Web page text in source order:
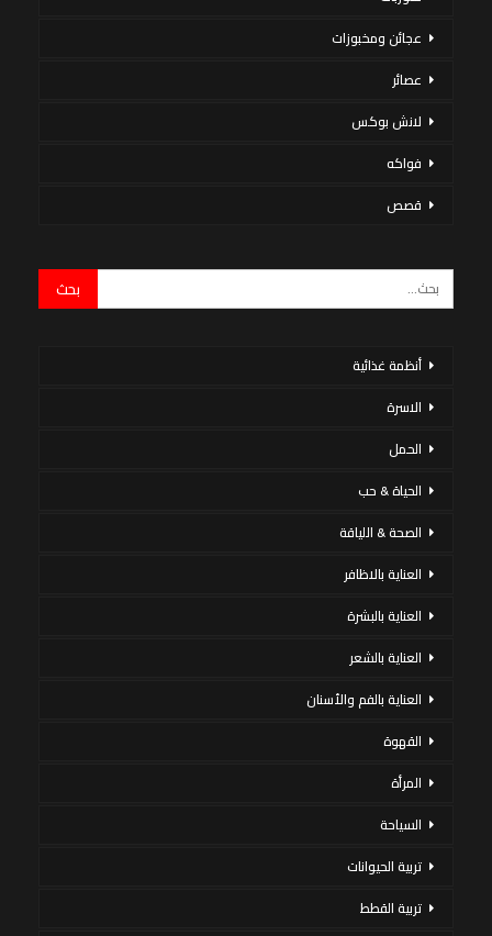
عجائن ومخبوزات
عصائر
لانش بوكس
فواكه
قصص
أنظمة غذائية
الاسرة
الحمل
الحياة & حب
الصحة & اللياقة
العناية بالاظافر
العناية بالبشرة
العناية بالشعر
العناية بالفم والأسنان
القهوة
المرأة
السياحة
تربية الحيوانات
تربية القطط